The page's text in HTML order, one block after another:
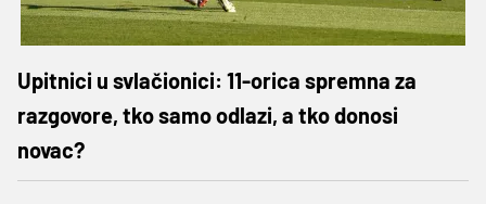
Upitnici u svlačionici: 11-orica spremna za
razgovore, tko samo odlazi, a tko donosi
novac?